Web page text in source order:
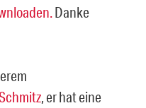
Danke
, er hat eine